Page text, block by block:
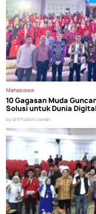
Mahasiswa
10 Gagasan Muda
Solusi untuk Dunia Digital
by Arif Fuddin Usman